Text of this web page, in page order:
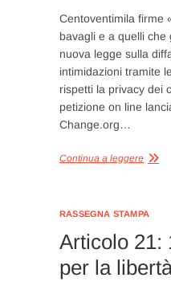
Centoventimila firme
bavagli e a quelli che
nuova legge sulla
intimidazioni tramite
rispetti la privacy dei
petizione on line
Change.org…
Continua a leggere
RASSEGNA STAMPA
Articolo 21:
per la